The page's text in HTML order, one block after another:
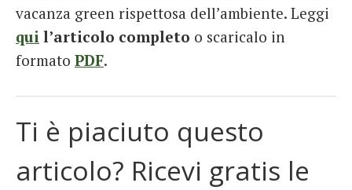
vacanza green rispettosa dell’ambiente. Leggi
qui l’articolo completo o scaricalo in
formato PDF.
Ti è piaciuto questo
articolo? Ricevi gratis le